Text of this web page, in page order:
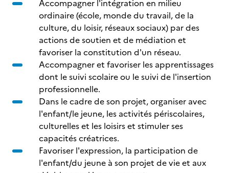
Accompagner l'intégration en milieu
ordinaire (école, monde du travail, de la
culture, du loisir, réseaux sociaux) par des
actions de soutien et de médiation et
favoriser la constitution d'un réseau.
Accompagner et favoriser les apprentissages
dont le suivi scolaire ou le suivi de l'insertion
professionnelle.
Dans le cadre de son projet, organiser avec
l'enfant/le jeune, les activités périscolaires,
culturelles et les loisirs et stimuler ses
capacités créatrices.
Favoriser l'expression, la participation de
l'enfant/du jeune à son projet de vie et aux